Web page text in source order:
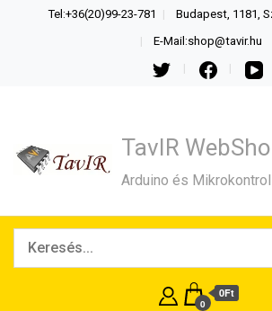
Tel:+36(20)99-23-781 Budapest, 1181,
E-Mail:shop@tavir.hu
TavIR
Arduino és
0
0Ft